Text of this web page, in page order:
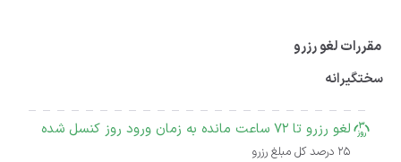
مقررات لغو رزرو
سختگیرانه
لغو رزرو تا 72 ساعت مانده به زمان ورود روز کنسل شده
25 درصد کل مبلغ رزرو